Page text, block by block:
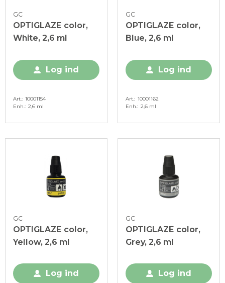
GC
OPTIGLAZE color,
White, 2,6 ml
Log ind
Art.
10001154
Enh.
2,6 ml
GC
OPTIGLAZE color,
Blue, 2,6 ml
Log ind
Art.
10001162
Enh.
2,6 ml
GC
OPTIGLAZE color,
Yellow, 2,6 ml
Log ind
GC
OPTIGLAZE color,
Grey, 2,6 ml
Log ind